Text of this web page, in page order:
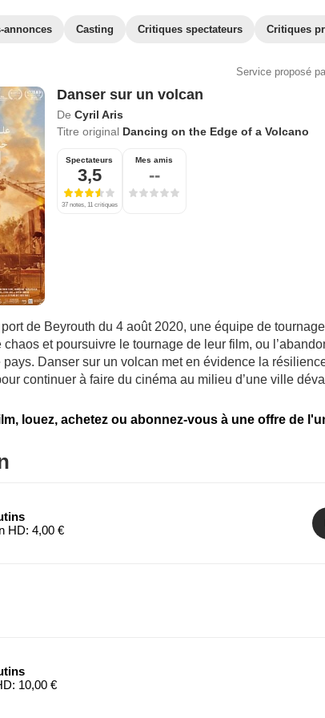
annonces Casting Critiques spectateurs Critiques
Service proposé
Danser sur un volcan
De Cyril Aris
Titre original Dancing on the Edge of a Volcano
Spectateurs
3,5
37 notes, 11 critiques
Mes amis
--
de Beyrouth du 4 août 2020, une équipe de
chaos et poursuivre le tournage de leur film, ou
Danser sur un volcan met en évidence la
continuer à faire du cinéma au milieu d’une ville
louez, achetez ou abonnez-vous à une offre de
HD: 4,00 €
10,00 €